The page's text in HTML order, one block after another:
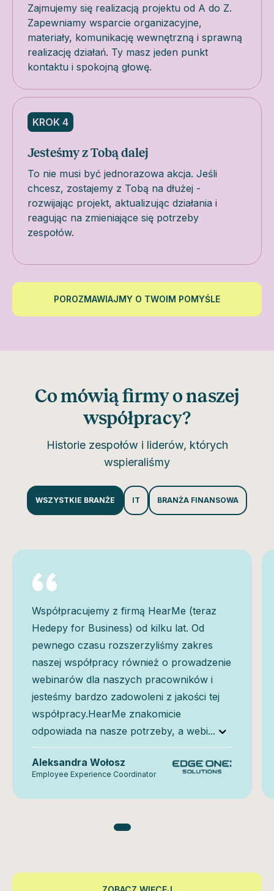
Zajmujemy się realizacją projektu od A do Z.
Zapewniamy wsparcie organizacyjne,
materiały, komunikację wewnętrzną i sprawną
realizację działań. Ty masz jeden punkt
kontaktu i spokojną głowę.
KROK 4
Jesteśmy z Tobą dalej
To nie musi być jednorazowa akcja. Jeśli
chcesz, zostajemy z Tobą na dłużej -
rozwijając projekt, aktualizując działania i
reagując na zmieniające się potrzeby
zespołów.
POROZMAWIAJMY O TWOIM POMYŚLE
Co mówią firmy o naszej
współpracy?
Historie zespołów i liderów, których
wspieraliśmy
WSZYSTKIE BRANŻE IT BRANŻA FINANSOWA
Współpracujemy z firmą HearMe (teraz
Hedepy for Business) od kilku lat. Od
pewnego czasu rozszerzyliśmy zakres
naszej współpracy również o prowadzenie
webinarów dla naszych pracowników i
jesteśmy bardzo zadowoleni z jakości tej
współpracy.HearMe znakomicie
odpowiada na nasze potrzeby, a webi...
Aleksandra Wołosz
Employee Experience Coordinator